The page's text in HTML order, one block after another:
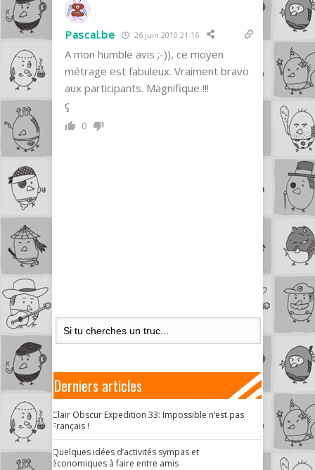
Pascal.be 26 juin 2010 21:16
A mon humble avis ;-)), ce moyen
métrage est fabuleux. Vraiment bravo
aux participants. Magnifique !!!
ç
0
Derniers articles
Clair Obscur Expedition 33: Impossible n’est pas
Français !
Quelques idées d’activités sympas et
économiques à faire entre amis